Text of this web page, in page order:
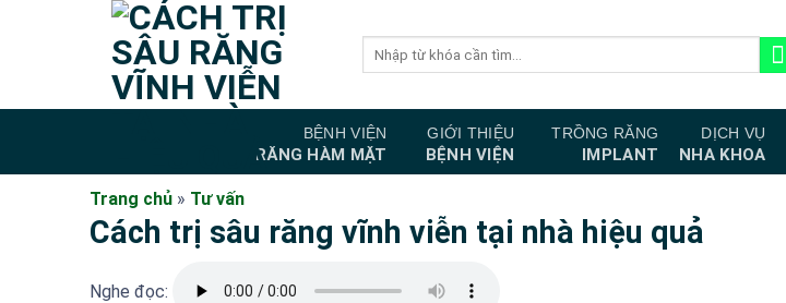
BỆNH VIỆN
RĂNG HÀM MẶT
GIỚI THIỆU
BỆNH VIỆN
TRỒNG RĂNG
IMPLANT
DỊCH VỤ
NHA KHOA
Trang chủ » Tư vấn
Cách trị sâu răng vĩnh viễn tại nhà hiệu quả
Nghe đọc: